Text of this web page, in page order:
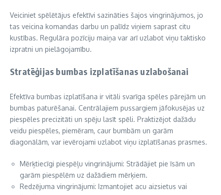
Veiciniet spēlētājus efektīvi sazināties šajos vingrinājumos, jo
tas veicina komandas darbu un palīdz viņiem saprast citu
kustības. Regulāra pozīciju maiņa var arī uzlabot viņu taktisko
izpratni un pielāgojamību.
Stratēģijas bumbas izplatīšanas uzlabošanai
Efektīva bumbas izplatīšana ir vitāli svarīga spēles pārejām un
bumbas paturēšanai. Centrālajiem pussargiem jāfokusējas uz
piespēles precizitāti un spēju lasīt spēli. Praktizējot dažādu
veidu piespēles, piemēram, caur bumbām un garām
diagonālām, var ievērojami uzlabot viņu izplatīšanas prasmes.
Mērķtiecīgi piespēļu vingrinājumi: Strādājiet pie īsām un
garām piespēlēm uz dažādiem mērķiem.
Redzējuma vingrinājumi: Izmantojiet acu aizsietus vai